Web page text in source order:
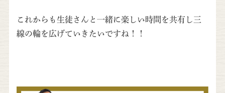
これからも生徒さんと一緒に楽しい時間を共有し三
線の輪を広げていきたいですね！！